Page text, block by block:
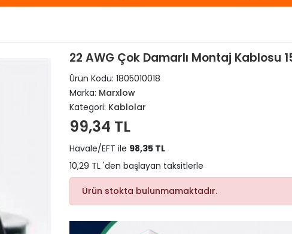
22 AWG Çok Damarlı Montaj Kablosu
Ürün Kodu: 1805010018
Marka: Marxlow
Kategori: Kablolar
99,34 TL
Havale/EFT ile 98,35 TL
10,29 TL 'den başlayan taksitlerle
Ürün stokta bulunmamaktadır.